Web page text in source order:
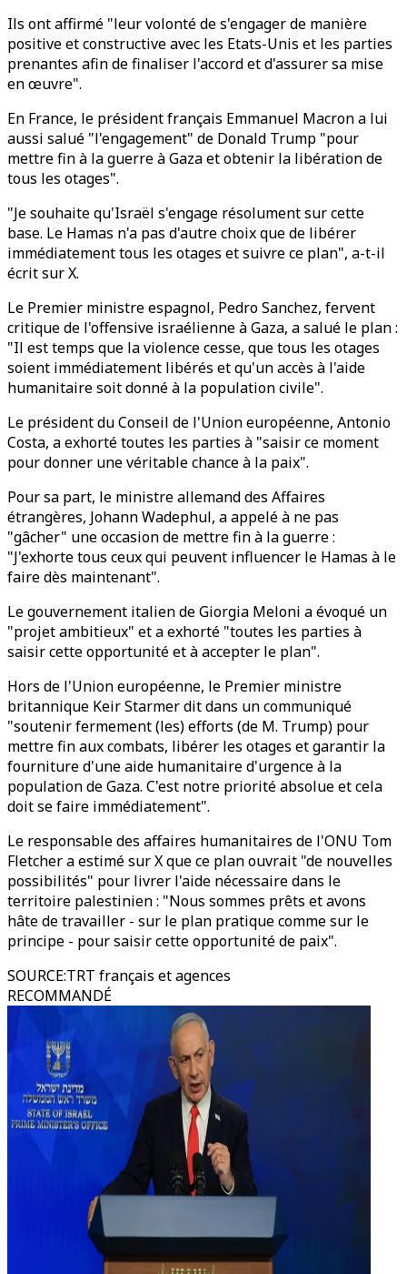
Ils ont affirmé "leur volonté de s'engager de manière
positive et constructive avec les Etats-Unis et les parties
prenantes afin de finaliser l'accord et d'assurer sa mise
en œuvre".
En France, le président français Emmanuel Macron a lui
aussi salué "l'engagement" de Donald Trump "pour
mettre fin à la guerre à Gaza et obtenir la libération de
tous les otages".
"Je souhaite qu'Israël s'engage résolument sur cette
base. Le Hamas n'a pas d'autre choix que de libérer
immédiatement tous les otages et suivre ce plan", a-t-il
écrit sur X.
Le Premier ministre espagnol, Pedro Sanchez, fervent
critique de l'offensive israélienne à Gaza, a salué le plan :
"Il est temps que la violence cesse, que tous les otages
soient immédiatement libérés et qu'un accès à l'aide
humanitaire soit donné à la population civile".
Le président du Conseil de l'Union européenne, Antonio
Costa, a exhorté toutes les parties à "saisir ce moment
pour donner une véritable chance à la paix".
Pour sa part, le ministre allemand des Affaires
étrangères, Johann Wadephul, a appelé à ne pas
"gâcher" une occasion de mettre fin à la guerre :
"J'exhorte tous ceux qui peuvent influencer le Hamas à le
faire dès maintenant".
Le gouvernement italien de Giorgia Meloni a évoqué un
"projet ambitieux" et a exhorté "toutes les parties à
saisir cette opportunité et à accepter le plan".
Hors de l'Union européenne, le Premier ministre
britannique Keir Starmer dit dans un communiqué
"soutenir fermement (les) efforts (de M. Trump) pour
mettre fin aux combats, libérer les otages et garantir la
fourniture d'une aide humanitaire d'urgence à la
population de Gaza. C'est notre priorité absolue et cela
doit se faire immédiatement".
Le responsable des affaires humanitaires de l'ONU Tom
Fletcher a estimé sur X que ce plan ouvrait "de nouvelles
possibilités" pour livrer l'aide nécessaire dans le
territoire palestinien : "Nous sommes prêts et avons
hâte de travailler - sur le plan pratique comme sur le
principe - pour saisir cette opportunité de paix".
SOURCE:TRT français et agences
RECOMMANDÉ